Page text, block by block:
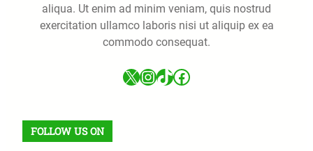
aliqua. Ut enim ad minim veniam, quis nostrud
exercitation ullamco laboris nisi ut aliquip ex ea
commodo consequat.
X InstagramTikTok Facebook
FOLLOW US ON